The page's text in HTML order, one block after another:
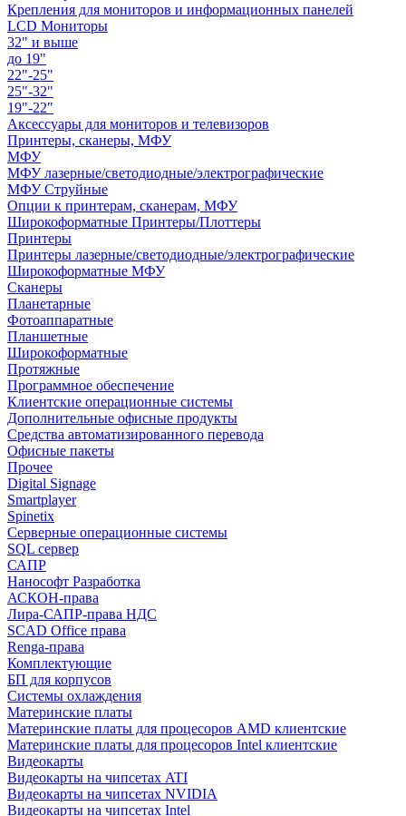
Крепления для мониторов и информационных панелей
LCD Мониторы
32" и выше
до 19"
22"-25"
25"-32"
19"-22"
Аксессуары для мониторов и телевизоров
Принтеры, сканеры, МФУ
МФУ
МФУ лазерные/светодиодные/электрографические
МФУ Струйные
Опции к принтерам, сканерам, МФУ
Широкоформатные Принтеры/Плоттеры
Принтеры
Принтеры лазерные/светодиодные/электрографические
Широкоформатные МФУ
Сканеры
Планетарные
Фотоаппаратные
Планшетные
Широкоформатные
Протяжные
Программное обеспечение
Клиентские операционные системы
Дополнительные офисные продукты
Средства автоматизированного перевода
Офисные пакеты
Прочее
Digital Signage
Smartplayer
Spinetix
Серверные операционные системы
SQL сервер
САПР
Нанософт Разработка
АСКОН-права
Лира-САПР-права НДС
SCAD Office права
Renga-права
Комплектующие
БП для корпусов
Системы охлаждения
Материнские платы
Материнские платы для процесоров AMD клиентские
Материнские платы для процесоров Intel клиентские
Видеокарты
Видеокарты на чипсетах ATI
Видеокарты на чипсетах NVIDIA
Видеокарты на чипсетах Intel